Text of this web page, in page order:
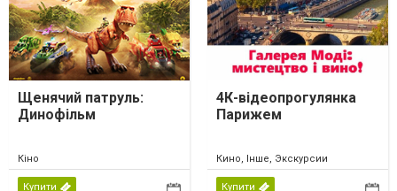
Щенячий патруль:
Динофільм
Кіно
Купити
4К-відеопрогулянка
Парижем
Кино, Інше, Экскурсии
Купити